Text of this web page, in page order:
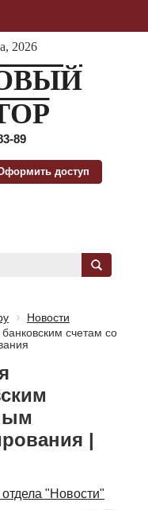
2026
89
доступ
Новости
счетам со
|
"Новости"